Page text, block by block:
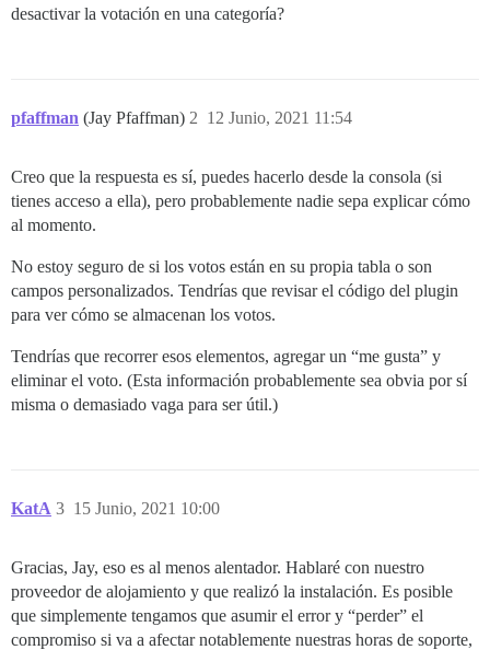
desactivar la votación en una categoría?
pfaffman (Jay Pfaffman) 12 Junio, 2021 11:54
2
Creo que la respuesta es sí, puedes hacerlo desde la consola (si
tienes acceso a ella), pero probablemente nadie sepa explicar cómo
al momento.
No estoy seguro de si los votos están en su propia tabla o son
campos personalizados. Tendrías que revisar el código del plugin
para ver cómo se almacenan los votos.
Tendrías que recorrer esos elementos, agregar un “me gusta” y
eliminar el voto. (Esta información probablemente sea obvia por sí
misma o demasiado vaga para ser útil.)
KatA 15 Junio, 2021 10:00
3
Gracias, Jay, eso es al menos alentador. Hablaré con nuestro
proveedor de alojamiento y que realizó la instalación. Es posible
que simplemente tengamos que asumir el error y “perder” el
compromiso si va a afectar notablemente nuestras horas de soporte,